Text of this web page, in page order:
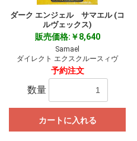
ダーク エンジェル サマエル (コ
ルヴェックス)
販売価格:￥8,640
Samael
ダイレクト エクスクルースィヴ
予約注文
数量
カートに入れる